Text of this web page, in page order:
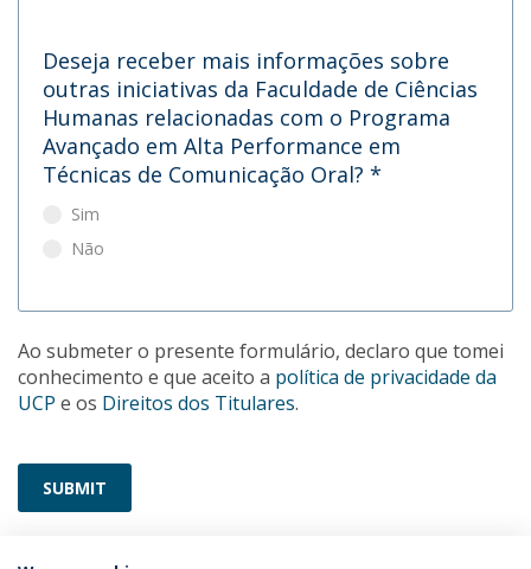
Deseja receber mais informações sobre
outras iniciativas da Faculdade de Ciências
Humanas relacionadas com o Programa
Avançado em Alta Performance em
Técnicas de Comunicação Oral? *
Sim
Não
Ao submeter o presente formulário, declaro que tomei
conhecimento e que aceito a política de privacidade da
UCP e os Direitos dos Titulares.
SUBMIT